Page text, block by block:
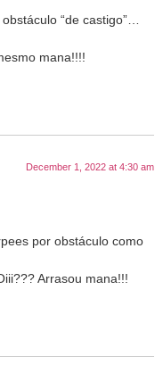
“de castigo”…
mana!!!!
December 1, 2022 at 4:30 am
por obstáculo como
Arrasou mana!!!